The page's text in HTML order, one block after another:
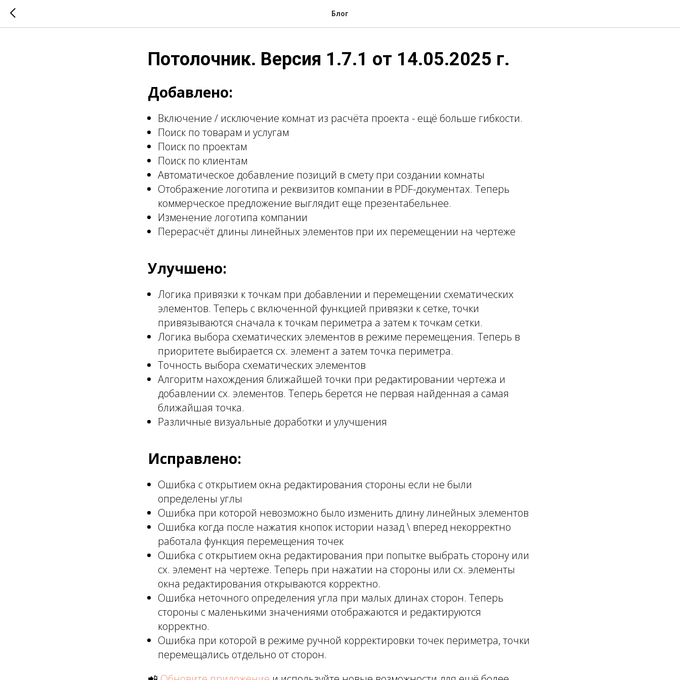
Блог
Потолочник. Версия 1.7.1 от 14.05.2025 г.
Добавлено:
Включение / исключение комнат из расчёта проекта - ещё больше гибкости.
Поиск по товарам и услугам
Поиск по проектам
Поиск по клиентам
Автоматическое добавление позиций в смету при создании комнаты
Отображение логотипа и реквизитов компании в PDF-документах. Теперь
коммерческое предложение выглядит еще презентабельнее.
Изменение логотипа компании
Перерасчёт длины линейных элементов при их перемещении на чертеже
Улучшено:
Логика привязки к точкам при добавлении и перемещении схематических
элементов. Теперь с включенной функцией привязки к сетке, точки
привязываются сначала к точкам периметра а затем к точкам сетки.
Логика выбора схематических элементов в режиме перемещения. Теперь в
приоритете выбирается сх. элемент а затем точка периметра.
Точность выбора схематических элементов
Алгоритм нахождения ближайшей точки при редактировании чертежа и
добавлении сх. элементов. Теперь берется не первая найденная а самая
ближайшая точка.
Различные визуальные доработки и улучшения
Исправлено:
Ошибка с открытием окна редактирования стороны если не были
определены углы
Ошибка при которой невозможно было изменить длину линейных элементов
Ошибка когда после нажатия кнопок истории назад \ вперед некорректно
работала функция перемещения точек
Ошибка с открытием окна редактирования при попытке выбрать сторону или
сх. элемент на чертеже. Теперь при нажатии на стороны или сх. элементы
окна редактирования открываются корректно.
Ошибка неточного определения угла при малых длинах сторон. Теперь
стороны с маленькими значениями отображаются и редактируются
корректно.
Ошибка при которой в режиме ручной корректировки точек периметра, точки
перемещались отдельно от сторон.